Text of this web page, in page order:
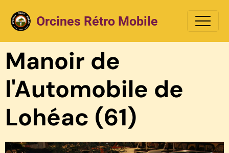
Orcines Rétro Mobile
Manoir de
l'Automobile de
Lohéac (61)